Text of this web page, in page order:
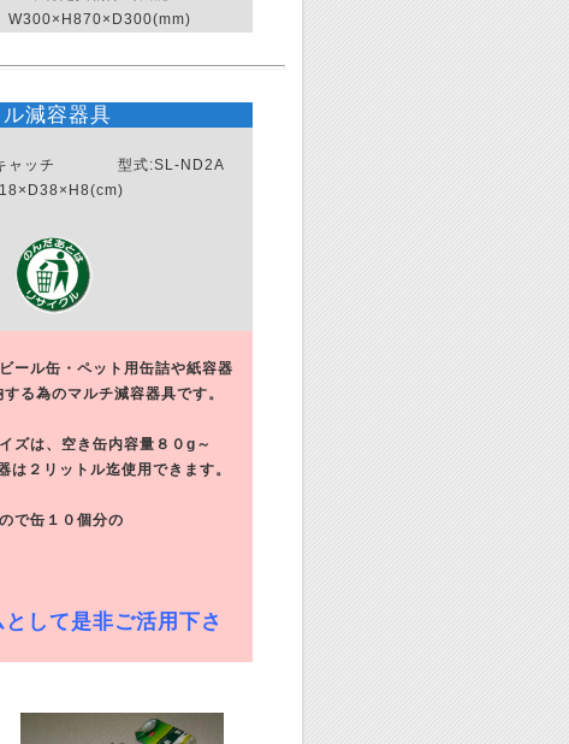
W300×H870×D300(mm)
減容器具
キャッチ 型式:SL-ND2A
ール缶・ペット用缶詰や紙容器
為のマルチ減容器具です。
は、空き缶内容量８０g～
リットル迄使用できます。
で缶１０個分の
して是非ご活用下さ